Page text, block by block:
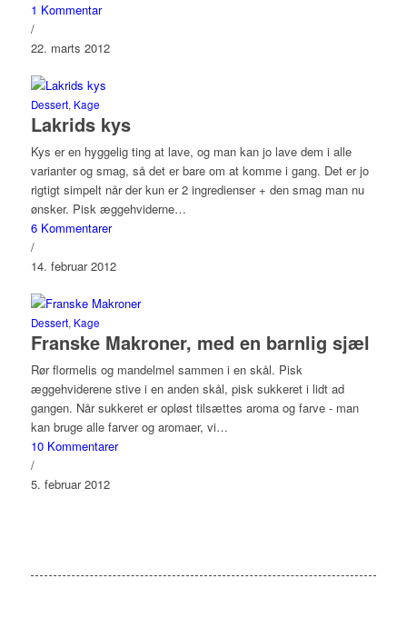
1 Kommentar
/
22. marts 2012
Dessert, Kage
Lakrids kys
Kys er en hyggelig ting at lave, og man kan jo lave dem i alle
varianter og smag, så det er bare om at komme i gang. Det er jo
rigtigt simpelt når der kun er 2 ingredienser + den smag man nu
ønsker. Pisk æggehviderne…
6 Kommentarer
/
14. februar 2012
Dessert, Kage
Franske Makroner, med en barnlig sjæl
Rør flormelis og mandelmel sammen i en skål. Pisk
æggehviderene stive i en anden skål, pisk sukkeret i lidt ad
gangen. Når sukkeret er opløst tilsættes aroma og farve - man
kan bruge alle farver og aromaer, vi…
10 Kommentarer
/
5. februar 2012